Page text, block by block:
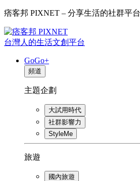
痞客邦 PIXNET – 分享生活的社群平台
台灣人的生活文創平台
GoGo+
頻道
主題企劃
大試用時代
社群影響力
StyleMe
旅遊
國內旅遊